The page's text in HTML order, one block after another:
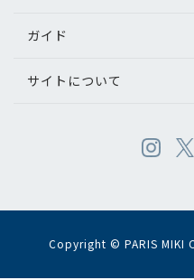
ガイド
サイトについて
Copyright © PARIS MIKI